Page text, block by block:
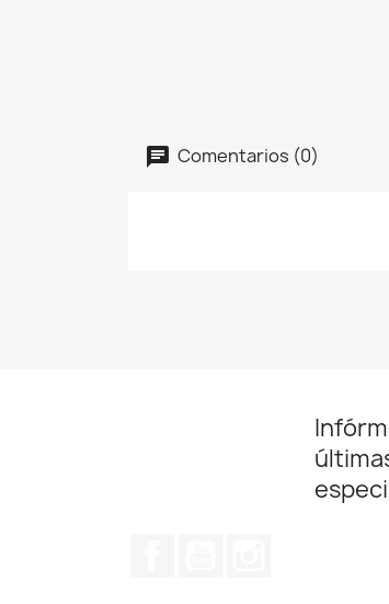
Comentarios (0)